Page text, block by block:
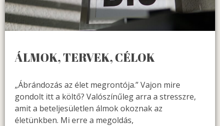
ÁLMOK, TERVEK, CÉLOK
„Ábrándozás az élet megrontója.” Vajon mire
gondolt itt a költő? Valószínűleg arra a stresszre,
amit a beteljesületlen álmok okoznak az
életünkben. Mi erre a megoldás,